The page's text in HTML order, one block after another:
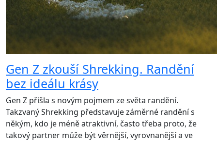
Gen Z zkouší Shrekking. Randění
bez ideálu krásy
Gen Z přišla s novým pojmem ze světa randění.
Takzvaný Shrekking představuje záměrné randění s
někým, kdo je méně atraktivní, často třeba proto, že
takový partner může být věrnější, vyrovnanější a ve